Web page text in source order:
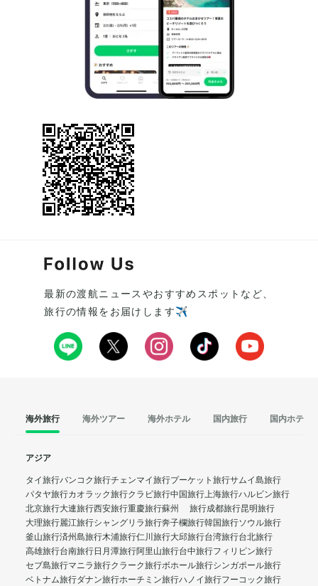
最新の渡航ニュースやおすすめスポットなど、
旅行の情報をお届けします✈️
海外旅行 海外ツアー 海外ホテル 国内旅行 国内ホテル
アジア
タイ旅行バンコク旅行チェンマイ旅行プーケット旅行サムイ島旅行
パタヤ旅行カオラック旅行クラビ旅行中国旅行上海旅行ハルビン旅行
北京旅行大連旅行西安旅行重慶旅行蘇州 旅行成都旅行昆明旅行
大理旅行麗江旅行シャングリラ旅行奔子欄旅行韓国旅行ソウル旅行
釜山旅行済州島旅行木浦旅行仁川旅行大邱旅行台湾旅行台北旅行
高雄旅行台南旅行日月潭旅行阿里山旅行台中旅行フィリピン旅行
セブ島旅行マニラ旅行クラーク旅行ボホール旅行シンガポール旅行
ベトナム旅行ダナン旅行ホーチミン旅行ハノイ旅行フーコック旅行